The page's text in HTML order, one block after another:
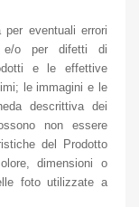
eventuali errori
e/o per difetti di
e le effettive
le immagini e le
descrittiva dei
non essere
del Prodotto
dimensioni o
foto utilizzate a